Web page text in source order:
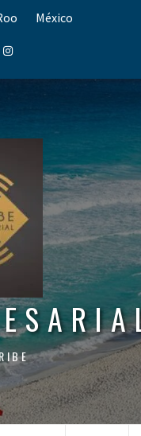
México
Instagram